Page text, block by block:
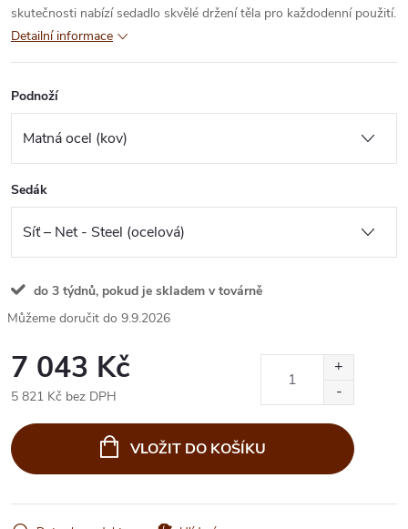
skutečnosti nabízí sedadlo skvělé držení těla pro každodenní použití.
Detailní informace
Podnoží
Sedák
do 3 týdnů, pokud je skladem v továrně
9.9.2026
7 043 Kč
5 821 Kč bez DPH
cena:
VLOŽIT DO KOŠÍKU